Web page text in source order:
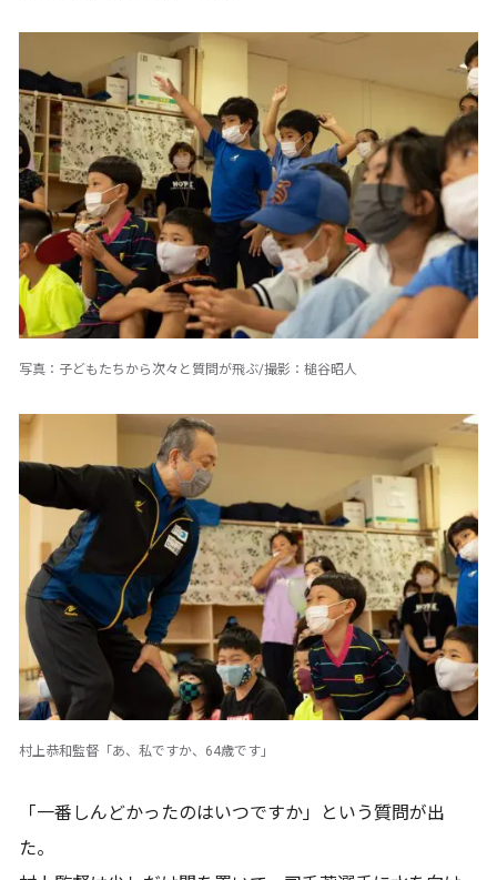
写真：子どもたちから次々と質問が飛ぶ/撮影：槌谷昭人
村上恭和監督「あ、私ですか、64歳です」
「一番しんどかったのはいつですか」という質問が出
た。